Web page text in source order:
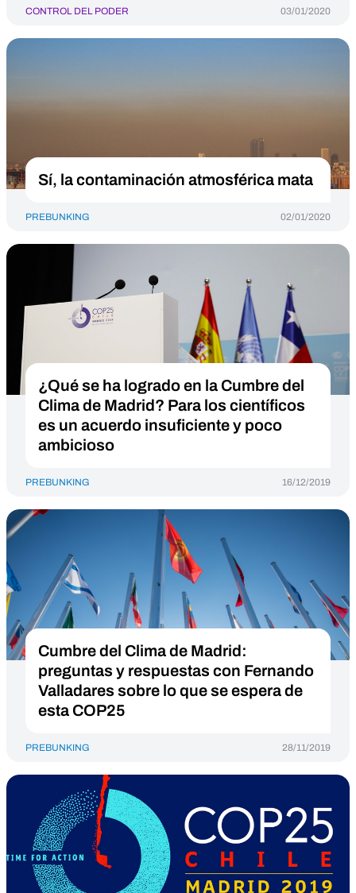
CONTROL DEL PODER 03/01/2020
Sí, la contaminación atmosférica mata
PREBUNKING 02/01/2020
¿Qué se ha logrado en la Cumbre del
Clima de Madrid? Para los científicos
es un acuerdo insuficiente y poco
ambicioso
PREBUNKING 16/12/2019
Cumbre del Clima de Madrid:
preguntas y respuestas con Fernando
Valladares sobre lo que se espera de
esta COP25
PREBUNKING 28/11/2019